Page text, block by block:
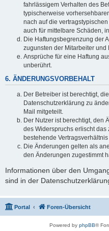
fahrlässigem Verhalten des
typischerweise
nach auf die
auch für mittelbare Schäden,
Die Haftungsbegrenzung der
zugunsten der Mitarbeiter und
Ansprüche für eine Haftung
unberührt.
6. ÄNDERUNGSVORBEHALT
Der Betreiber ist berechtigt,
Datenschutzerklärung zu
Mail mitgeteilt.
Der Nutzer ist berechtigt, den
des Widerspruchs erlischt
bestehende
Die Änderungen gelten als
den Änderungen zugestimmt
Informationen über den
sind in der
Portal Foren-Übersicht
Powered by phpBB®